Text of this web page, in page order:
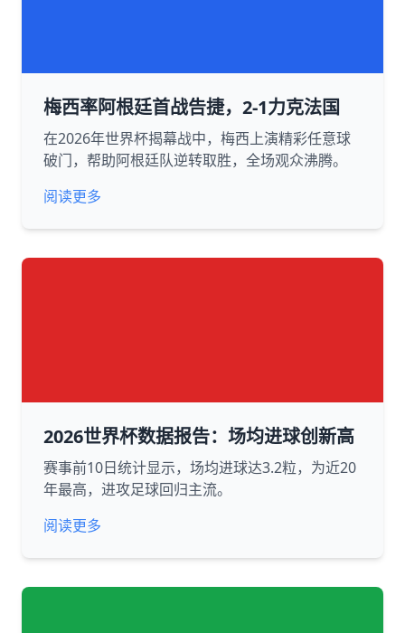
梅西率阿根廷首战告捷，2-1力克法国
在2026年世界杯揭幕战中，梅西上演精彩任意球
破门，帮助阿根廷队逆转取胜，全场观众沸腾。
阅读更多
2026世界杯数据报告：场均进球创新高
赛事前10日统计显示，场均进球达3.2粒，为近20
年最高，进攻足球回归主流。
阅读更多